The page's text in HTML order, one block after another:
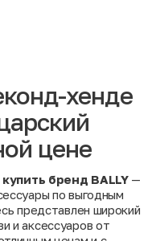
хенде
цене
купить бренд BALLY—
по выгодным
представлен широкий
и аксессуаров от